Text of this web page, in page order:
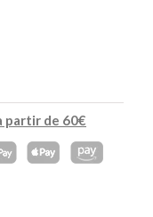
partir de 60€